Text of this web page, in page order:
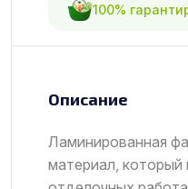
100%
Описание
Ламинированная
материал, который